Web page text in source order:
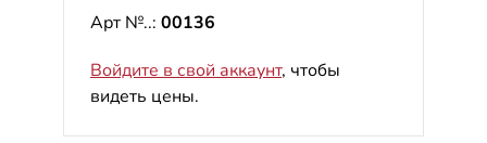
Арт №..: 00136
Войдите в свой аккаунт, чтобы
видеть цены.